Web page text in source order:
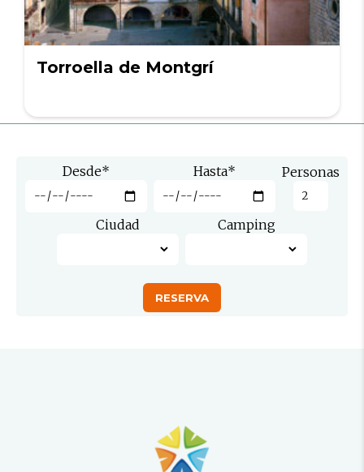
Torroella de Montgrí
Desde* Hasta* Personas
Ciudad Camping